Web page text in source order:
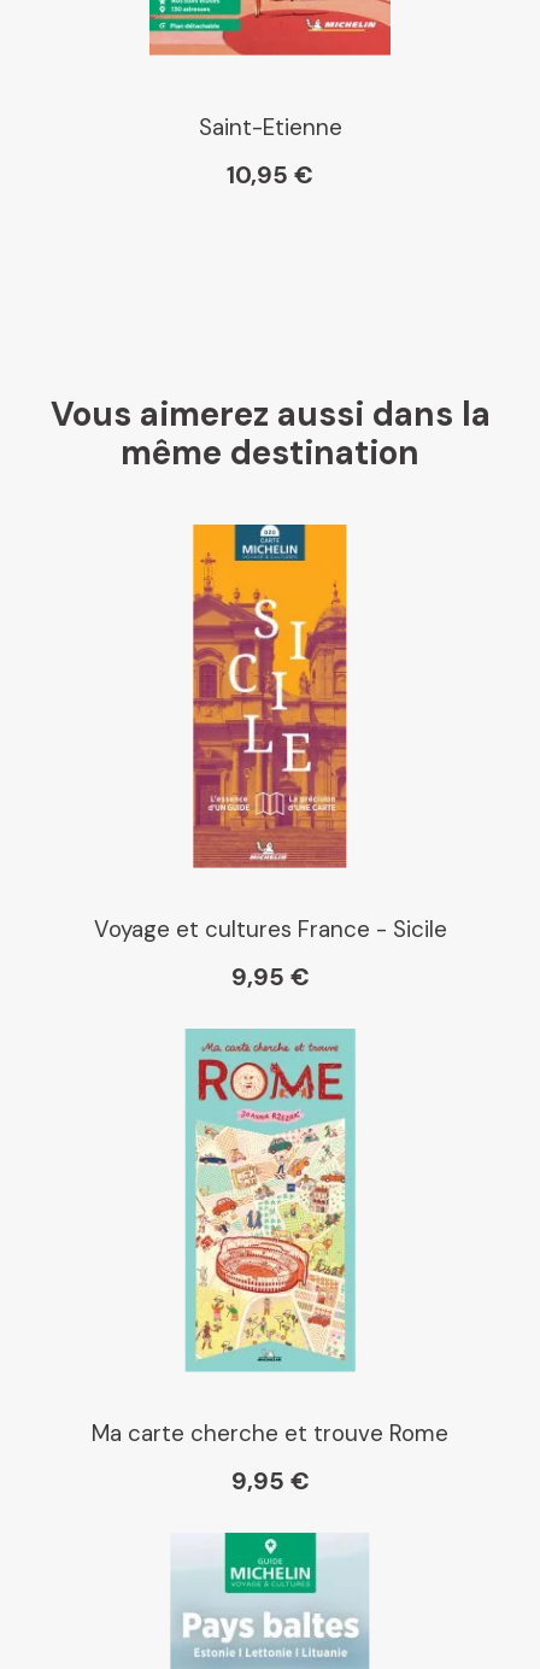
Saint-Etienne
10,95 €
Vous aimerez aussi dans la
même destination
Voyage et cultures France - Sicile
9,95 €
Ma carte cherche et trouve Rome
9,95 €